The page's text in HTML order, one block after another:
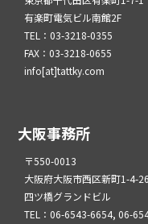
有楽町電気ビル南館2F
TEL：03-3218-0355
FAX：03-3218-0655
info[at]tattky.com
大阪事務所
〒550-0013
大阪府大阪市西区新町1-4-26
四ツ橋グランドビル
TEL：06-6543-6654, 06-